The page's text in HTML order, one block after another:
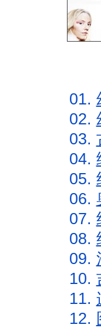
01.
02.
03.
04.
05.
06.
07.
08.
09.
10.
11.
12.